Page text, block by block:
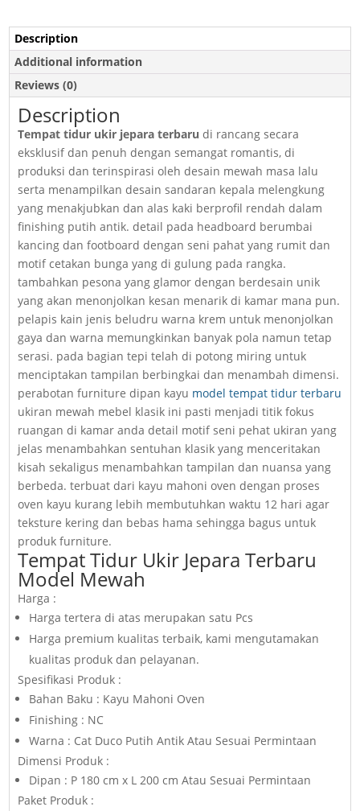
Terbaru
quantity
Description
Additional information
Reviews (0)
Description
Tempat tidur ukir jepara terbaru di rancang secara
eksklusif dan penuh dengan semangat romantis, di
produksi dan terinspirasi oleh desain mewah masa lalu
serta menampilkan desain sandaran kepala melengkung
yang menakjubkan dan alas kaki berprofil rendah dalam
finishing putih antik. detail pada headboard berumbai
kancing dan footboard dengan seni pahat yang rumit dan
motif cetakan bunga yang di gulung pada rangka.
tambahkan pesona yang glamor dengan berdesain unik
yang akan menonjolkan kesan menarik di kamar mana pun.
pelapis kain jenis beludru warna krem untuk menonjolkan
gaya dan warna memungkinkan banyak pola namun tetap
serasi. pada bagian tepi telah di potong miring untuk
menciptakan tampilan berbingkai dan menambah dimensi.
perabotan furniture dipan kayu model tempat tidur terbaru
ukiran mewah mebel klasik ini pasti menjadi titik fokus
ruangan di kamar anda detail motif seni pehat ukiran yang
jelas menambahkan sentuhan klasik yang menceritakan
kisah sekaligus menambahkan tampilan dan nuansa yang
berbeda. terbuat dari kayu mahoni oven dengan proses
oven kayu kurang lebih membutuhkan waktu 12 hari agar
teksture kering dan bebas hama sehingga bagus untuk
produk furniture.
Tempat Tidur Ukir Jepara Terbaru
Model Mewah
Harga :
Harga tertera di atas merupakan satu Pcs
Harga premium kualitas terbaik, kami mengutamakan
kualitas produk dan pelayanan.
Spesifikasi Produk :
Bahan Baku : Kayu Mahoni Oven
Finishing : NC
Warna : Cat Duco Putih Antik Atau Sesuai Permintaan
Dimensi Produk :
Dipan : P 180 cm x L 200 cm Atau Sesuai Permintaan
Paket Produk :